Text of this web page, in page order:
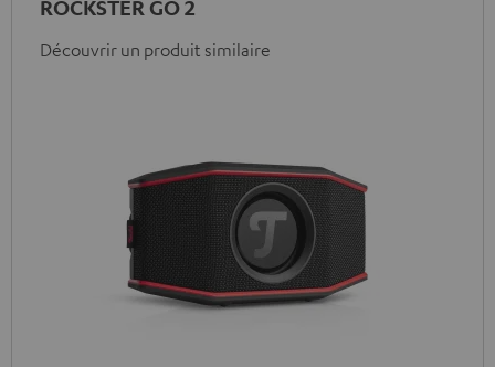
ROCKSTER GO 2
Découvrir un produit similaire